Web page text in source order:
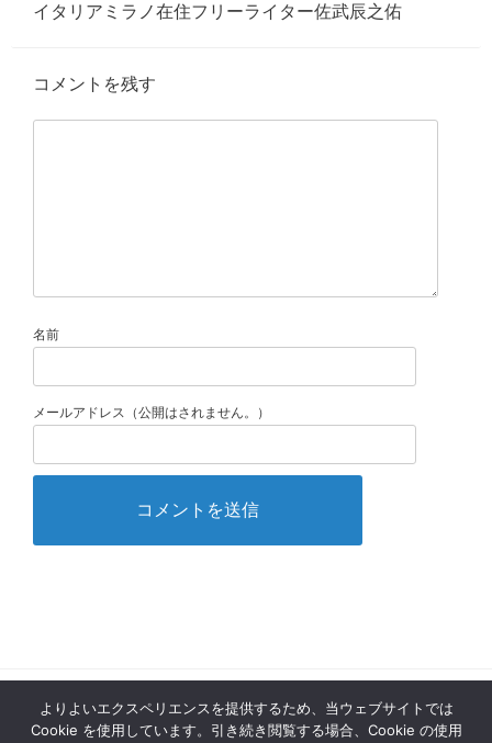
イタリアミラノ在住フリーライター佐武辰之佑
コメントを残す
名前
メールアドレス（公開はされません。）
Copyright 2026 ミラノ観光情報ガイド | ミランフォ. All rights reserved.
本サイト内の掲載内容、リンク先で生じたいかなるトラブル、損害、損失、不
よりよいエクスペリエンスを提供するため、当ウェブサイトでは
Cookie を使用しています。引き続き閲覧する場合、Cookie の使用